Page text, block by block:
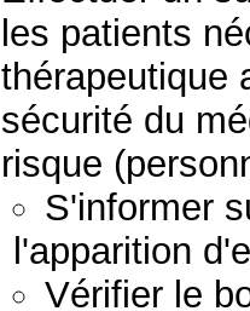
les patients
thérapeutique
sécurité du
risque
S'informer
l'apparition
Vérifier le